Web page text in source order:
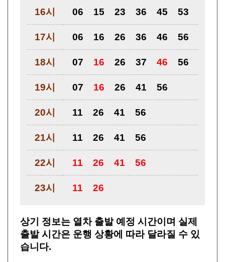
16시 06 15 23 36 45 53
17시 06 16 26 36 46 56
18시 07 16 26 37 46 56
19시 07 16 26 41 56
20시 11 26 41 56
21시 11 26 41 56
22시 11 26 41 56
23시 11 26
상기 정보는 열차 출발 예정 시간이며 실제
출발 시간은 운행 상황에 따라 달라질 수 있
습니다.